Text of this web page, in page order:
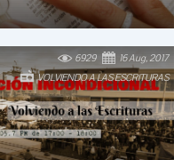
16 Aug, 2017
6929
VOLVIENDO A LAS ESCRITURAS